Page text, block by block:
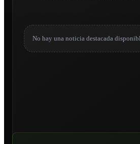
No hay una noticia destacada